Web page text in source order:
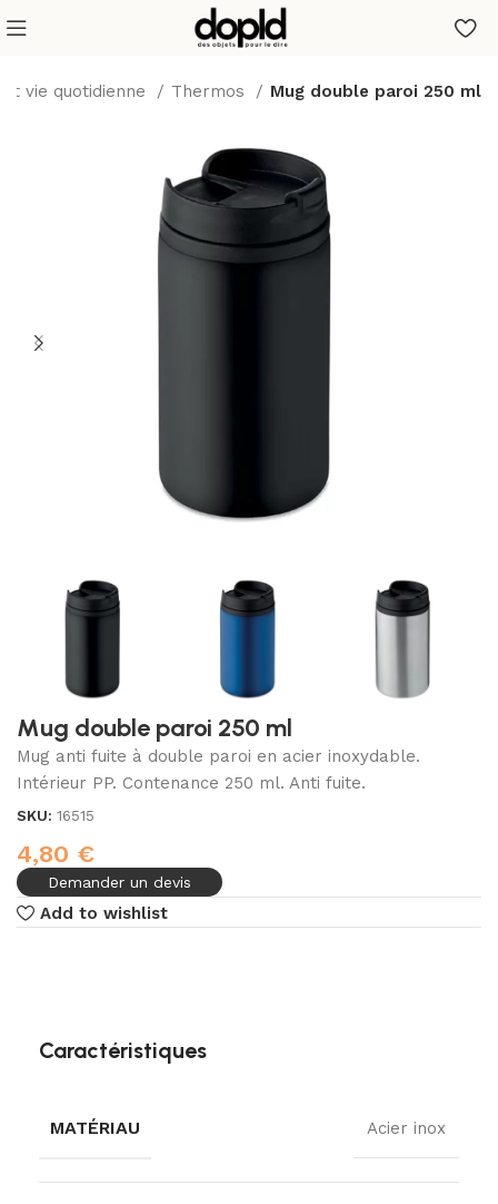
vie quotidienne Thermos Mug double paroi 250 ml
Mug double paroi 250 ml
Mug anti fuite à double paroi en acier inoxydable.
Intérieur PP. Contenance 250 ml. Anti fuite.
SKU:16515
4,80 €
Demander un devis
Add to wishlist
Caractéristiques
MATÉRIAU Acier inox